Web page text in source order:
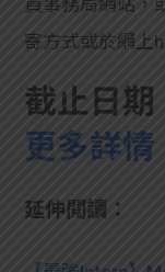
員事務局網站，
寄方式或於網上
截止日期
更多詳情
延伸閱讀：